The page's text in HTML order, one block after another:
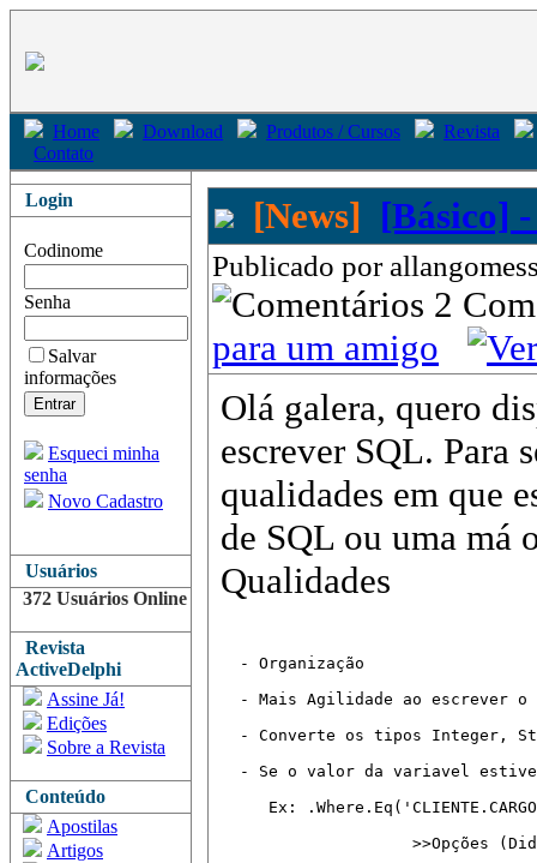
Home Download Produtos / Cursos
Revista
Contato
Login
Codinome
Senha
Salvar
informações
Esqueci minha
senha
Novo Cadastro
Usuários
372 Usuários Online
Revista
ActiveDelphi
Assine Já!
Edições
Sobre a Revista
Conteúdo
Apostilas
Artigos
[News] [Básico]
Publicado por
2
para um amigo
Olá galera, quero
escrever SQL. Para
qualidades em que
de SQL ou uma má
Qualidades
  - Organização
- Mais Agilidade ao escrever
- Converte os tipos Integer,
- Se o valor da variavel
Ex:
>>Opções